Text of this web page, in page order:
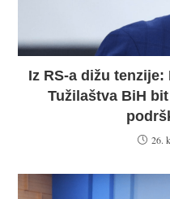
Iz RS-a dižu
Tužilaštva BiH
26.